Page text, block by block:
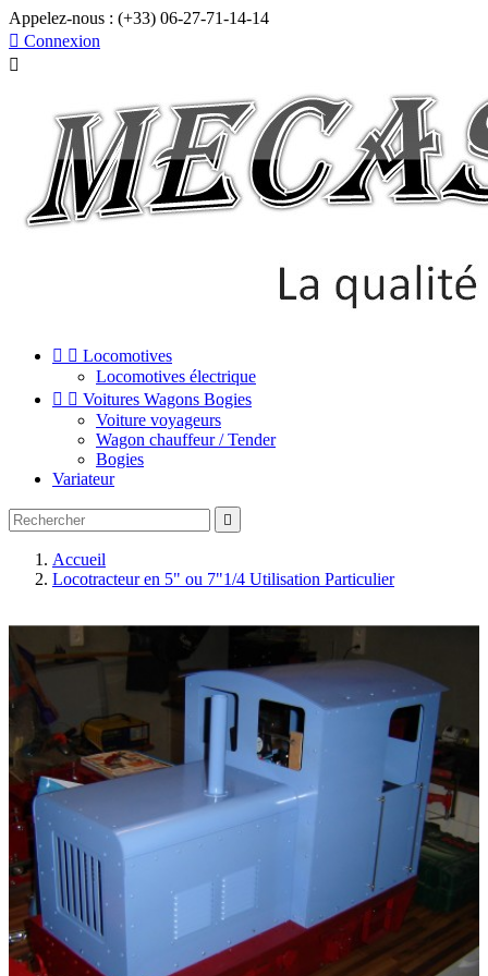
Appelez-nous : (+33) 06-27-71-14-14
 Connexion

  Locomotives
Locomotives électrique
  Voitures Wagons Bogies
Voiture voyageurs
Wagon chauffeur / Tender
Bogies
Variateur

Accueil
Locotracteur en 5" ou 7"1/4 Utilisation Particulier